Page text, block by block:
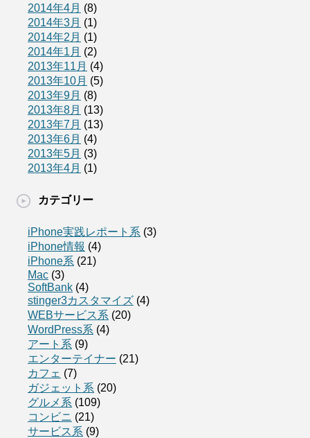
2014年4月 (8)
2014年3月 (1)
2014年2月 (1)
2014年1月 (2)
2013年11月 (4)
2013年10月 (5)
2013年9月 (8)
2013年8月 (13)
2013年7月 (13)
2013年6月 (4)
2013年5月 (3)
2013年4月 (1)
カテゴリー
iPhone実践レポート系 (3)
iPhone情報 (4)
iPhone系 (21)
Mac (3)
SoftBank (4)
stinger3カスタマイズ (4)
WEBサービス系 (20)
WordPress系 (4)
アート系 (9)
エンターテイナー (21)
カフェ (7)
ガジェット系 (20)
グルメ系 (109)
コンビニ (21)
サービス系 (9)